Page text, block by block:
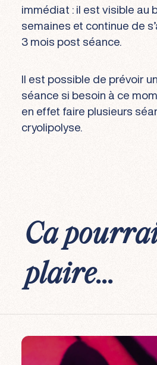
immédiat : il est visible au
semaines et continue de
3 mois post séance.
Il est possible de prévoir
séance si besoin à ce
en effet faire plusieurs
cryolipolyse.
Ca
plaire...
Cryolipolyse
Cryolipolyse du ventre
Cryolipolyse des cuisses
Cryolipolyse des Genoux
Cryolipolyse du double
Perte de poids
Cellulite
Ventre plat
Adieu vergetures
EM Sculpt Neo